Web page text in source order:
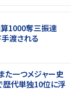
算1000奪三振達
渡される
た一つメジャー史
代単独10位に浮